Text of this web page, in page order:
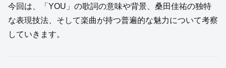
今回は、「YOU」の歌詞の意味や背景、桑田佳祐の独特
な表現技法、そして楽曲が持つ普遍的な魅力について考察
していきます。